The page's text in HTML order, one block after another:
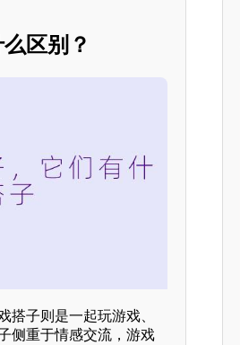
区别？
搭子则是一起玩游戏、
侧重于情感交流，游戏